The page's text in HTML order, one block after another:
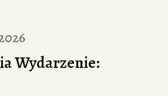
Wydarzenie: